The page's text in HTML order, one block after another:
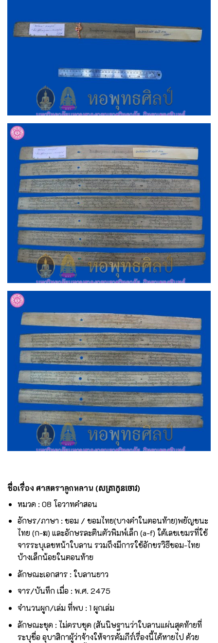
ชื่อเรื่อง ศาสตราลูกหลาน (សត្រាកូនចោវ)
หมวด : 08 โอวาทคำสอน
อักษร/ภาษา : ขอม / ขอมไทย(บางคำในตอนท้าย)พยัญชนะ
ไทย (ก-ฆ) และอักษรละตินตัวพิมพ์เล็ก (a-f) ใต้เลขเขมรที่ใช้
จารระบุเลขหน้าใบลาน รวมถึงมีการใช้อักขรวิธีขอม-ไทย
บ้างเล็กน้อยในตอนท้าย
ลักษณะเอกสาร : ใบลานยาว
จาร/บันทึก เมื่อ : พ.ศ. 2475
จำนวนผูก/เล่ม ที่พบ : 1 ผูกเล่ม
ลักษณะชุด : ไม่ครบชุด (สันนิษฐานว่าใบลานแผ่นสุดท้ายที่
ระบุชื่อ อุบาสิกาผู้ว่าจ้างให้จารคัมภีร์เรื่องนี้ได้หายไป ด้วย